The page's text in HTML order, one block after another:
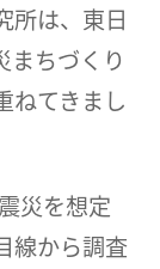
所は、東日
まちづくり
ねてきまし
災を想定
線から調査